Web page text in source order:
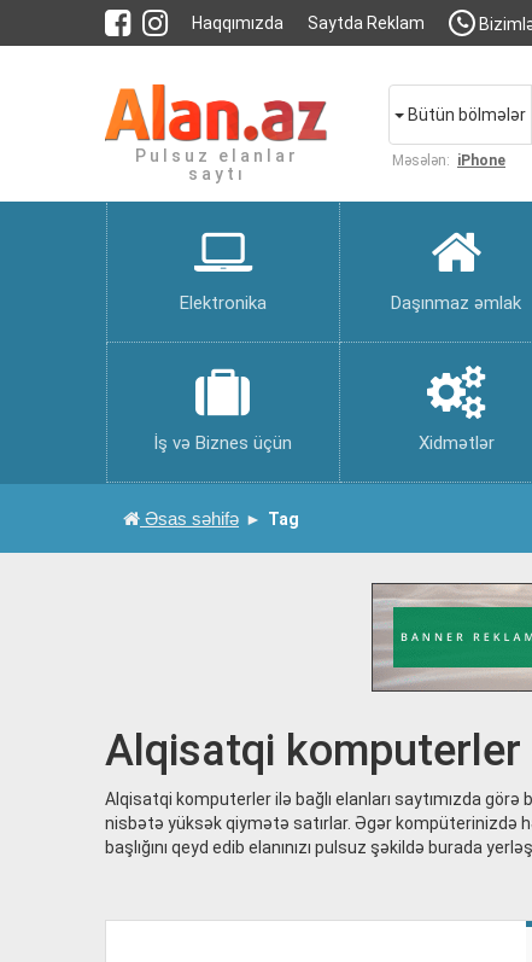
Haqqımızda Saytda Reklam
Pulsuz elanlar
saytı
Bütün bölmələr
Məsələn: iPhone
Elektronika Daşınmaz əmlak
İş və Biznes üçün Xidmətlər
Əsas səhifə Tag
Alqisatqi komputerler
Alqisatqi komputerler ilə bağlı elanları saytımızda
nisbətə yüksək qiymətə satırlar. Əgər kompüterinizdə
başlığını qeyd edib elanınızı pulsuz şəkildə burada